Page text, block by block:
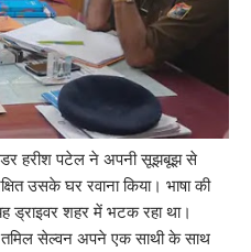
हरीश पटेल ने अपनी सूझबूझ से
उसके घर रवाना किया। भाषा की
ड्राइवर शहर में भटक रहा था।
तमिल सेल्वन अपने एक साथी के साथ